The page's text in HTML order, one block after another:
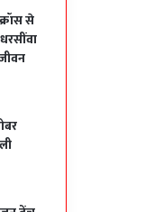
से